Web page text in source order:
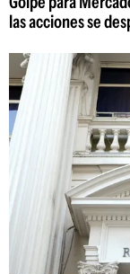
las acciones se